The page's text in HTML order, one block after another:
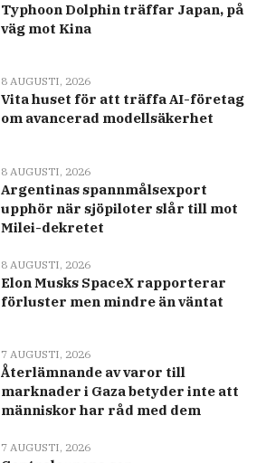
Typhoon Dolphin träffar Japan, på
väg mot Kina
8 AUGUSTI, 2026
Vita huset för att träffa AI-företag
om avancerad modellsäkerhet
8 AUGUSTI, 2026
Argentinas spannmålsexport
upphör när sjöpiloter slår till mot
Milei-dekretet
8 AUGUSTI, 2026
Elon Musks SpaceX rapporterar
förluster men mindre än väntat
7 AUGUSTI, 2026
Återlämnande av varor till
marknader i Gaza betyder inte att
människor har råd med dem
7 AUGUSTI, 2026